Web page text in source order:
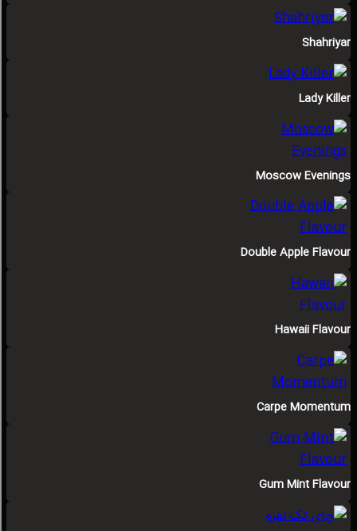
Shahriyar
Lady Killer
Moscow Evenings
Double Apple Flavour
Hawaii Flavour
Carpe Momentum
Gum Mint Flavour